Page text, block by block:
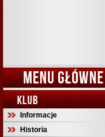
MENU GŁÓWNE
KLUB
Informacje
Historia